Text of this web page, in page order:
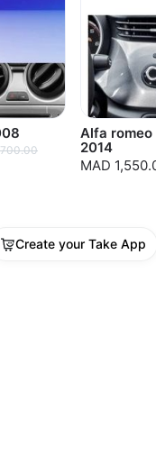
Alfa
2014
MAD
Create your Take App